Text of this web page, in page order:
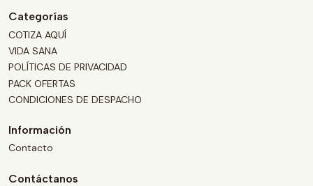
Categorías
COTIZA AQUÍ
VIDA SANA
POLÍTICAS DE PRIVACIDAD
PACK OFERTAS
CONDICIONES DE DESPACHO
Información
Contacto
Contáctanos